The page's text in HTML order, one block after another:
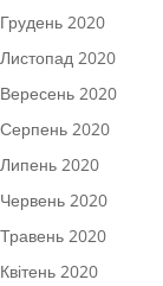
Грудень 2020
Листопад 2020
Вересень 2020
Серпень 2020
Липень 2020
Червень 2020
Травень 2020
Квітень 2020